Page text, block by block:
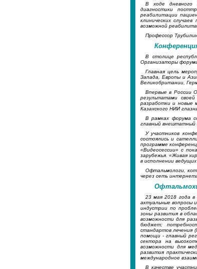
В ходе дневного
диагностики
реабилитации
клинических
возможной
Профессор
В столице
Организаторы
Главная цель
Запада, Европы и
Великобритании,
Впервые в России
результатами
разработки и новые
Казахского НИИ
В рамках форума
главный внештатный
У участников
состоялись и
программе
«Видеосессии» с
зарубежья. «Живая
в исполнении ведущих
Офтальмологи,
через сеть
23 мая 2018 года в
актуальные вопросы
индустрии по
зоны развития в
возможности для
бюджет;
стандартов лечения
помощи - главный
сектора на
возможности для
развития
международное
В качестве